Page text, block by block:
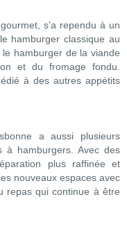
s’a rependu à un
hamburger classique au
hamburger de la viande
et du fromage fondu.
à des autres appétits
a aussi plusieurs
à hamburgers. Avec des
plus raffinée et
nouveaux espaces avec
repas qui continue à être